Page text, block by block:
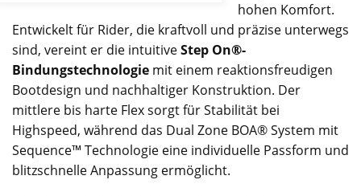
hohen Komfort.
Entwickelt für Rider, die kraftvoll und präzise unterwegs
sind, vereint er die intuitiveStep On®-
Bindungstechnologie mit einem reaktionsfreudigen
Bootdesign und nachhaltiger Konstruktion. Der
mittlere bis harte Flex sorgt für Stabilität bei
Highspeed, während das Dual Zone BOA® System mit
Sequence™ Technologie eine individuelle Passform und
blitzschnelle Anpassung ermöglicht.